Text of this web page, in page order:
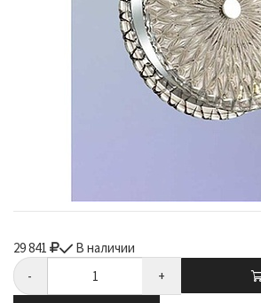
29 841
В наличии
-
+